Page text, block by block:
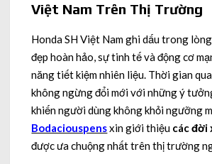
Việt Nam Trên Thị Trường
Honda SH Việt Nam ghi dấu trong
đẹp hoàn hảo, sự tinh tế và động cơ
năng tiết kiệm nhiên liệu. Thời gian
không ngừng đổi mới với những ý
khiến người dùng không khỏi ngưỡng
Bodaciouspensxin giới thiệu các đời
được ưa chuộng nhất trên thị trường